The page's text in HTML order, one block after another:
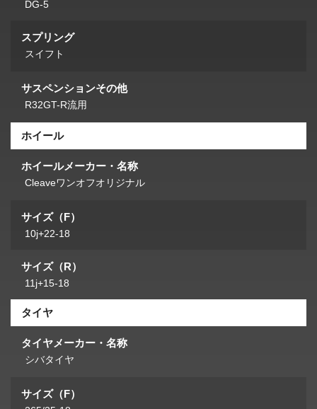
DG-5
スプリング
スイフト
サスペンションその他
R32GT-R流用
ホイール
ホイールメーカー・名称
Cleaveワンオフオリジナル
サイズ（F）
10j+22-18
サイズ（R）
11j+15-18
タイヤ
タイヤメーカー・名称
シバタイヤ
サイズ（F）